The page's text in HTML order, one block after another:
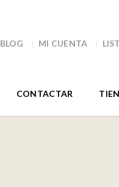
BLOG MI CUENTA
CONTACTAR